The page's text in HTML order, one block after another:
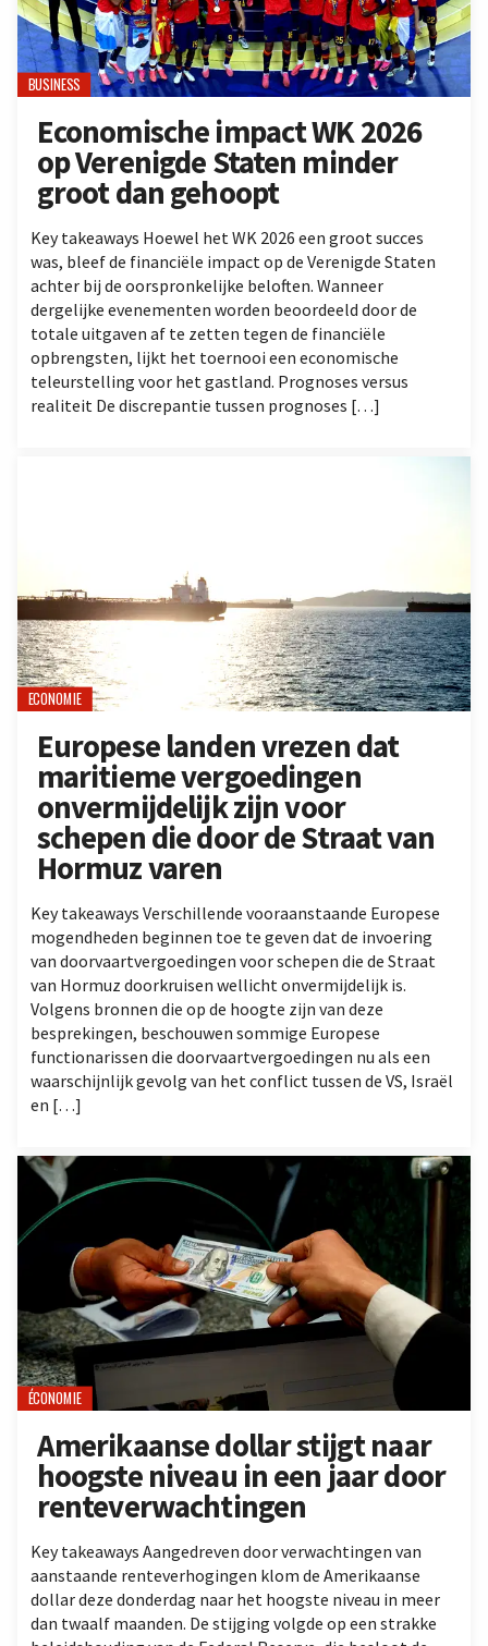
BUSINESS
Economische impact WK 2026
op Verenigde Staten minder
groot dan gehoopt
Key takeaways Hoewel het WK 2026 een groot succes
was, bleef de financiële impact op de Verenigde Staten
achter bij de oorspronkelijke beloften. Wanneer
dergelijke evenementen worden beoordeeld door de
totale uitgaven af te zetten tegen de financiële
opbrengsten, lijkt het toernooi een economische
teleurstelling voor het gastland. Prognoses versus
realiteit De discrepantie tussen prognoses […]
ECONOMIE
Europese landen vrezen dat
maritieme vergoedingen
onvermijdelijk zijn voor
schepen die door de Straat van
Hormuz varen
Key takeaways Verschillende vooraanstaande Europese
mogendheden beginnen toe te geven dat de invoering
van doorvaartvergoedingen voor schepen die de Straat
van Hormuz doorkruisen wellicht onvermijdelijk is.
Volgens bronnen die op de hoogte zijn van deze
besprekingen, beschouwen sommige Europese
functionarissen die doorvaartvergoedingen nu als een
waarschijnlijk gevolg van het conflict tussen de VS, Israël
en […]
ÉCONOMIE
Amerikaanse dollar stijgt naar
hoogste niveau in een jaar door
renteverwachtingen
Key takeaways Aangedreven door verwachtingen van
aanstaande renteverhogingen klom de Amerikaanse
dollar deze donderdag naar het hoogste niveau in meer
dan twaalf maanden. De stijging volgde op een strakke